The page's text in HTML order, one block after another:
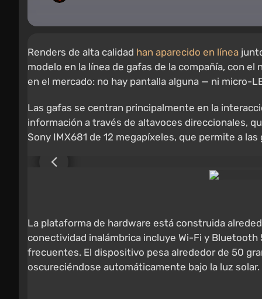
Renders de alta calidad han aparecido en línea
modelo en la línea de gafas de la compañía, con
en el mercado: no hay pantalla alguna — ni micro-
Las gafas se centran principalmente en la
información a través de altavoces direccionales,
Sony IMX681 de 12 megapíxeles, que permite a
La plataforma de hardware está construida
conectividad inalámbrica incluye Wi-Fi y
frecuentes. El dispositivo pesa alrededor de 50
oscureciéndose automáticamente bajo la luz solar.